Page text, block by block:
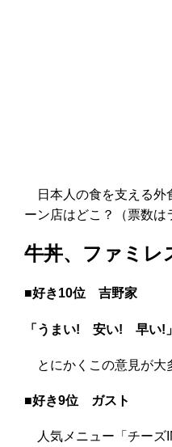
日本人の食を支える外
ーン店はどこ？（票数は
牛丼、ファミレ
■好き10位 吉野家
「うまい! 安い! 早い!」
とにかくこの意見が大
■好き9位 ガスト
人気メニュー「チーズ